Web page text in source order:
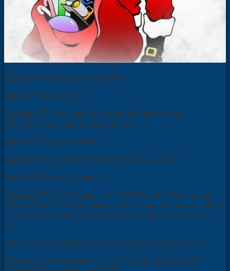
Ведущий: Жил да был один Пес.
Звучит 1 (Выход Пса)
Ведущий: Был он стар и уже не обладал такой
ловкостью да силой, как раньше.
Звучит 2 (А здоровье мое)
Ведущий: Был у Пса Хозяин, злой да жадный.
Звучит 3 (Выход Хозяина)
Ведущий: Решил Хозяин своего Пса в лес отвезти, да
там и оставить. Надел ему на шею веревку и потащил. А
Пес упирается, брыкается, да делать нечего, силы-то не
те.
Звучит 4 (Собака скулит+ инструментальная музыка)
Ведущий: Пришли они в лес. В лесу Елки да Сосны